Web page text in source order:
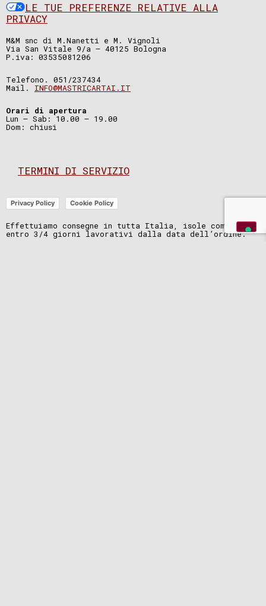
LE TUE PREFERENZE RELATIVE ALLA
PRIVACY
M&M snc di M.Nanetti e M. Vignoli
Via San Vitale 9/a – 40125 Bologna
P.iva: 03535081206
Telefono. 051/237434
Mail. INFO@MASTRICARTAI.IT
Orari di apertura
Lun – Sab: 10.00 – 19.00
Dom: chiusi
TERMINI DI SERVIZIO
Privacy Policy Cookie Policy
Effettuiamo consegne in tutta Italia, isole comprese,
entro 3/4 giorni lavorativi dalla data dell’ordine.